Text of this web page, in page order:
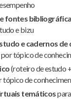
fontes
e bizu
e cadernos de
por tópico de
(roteiro de estudo
tópico de
temáticos